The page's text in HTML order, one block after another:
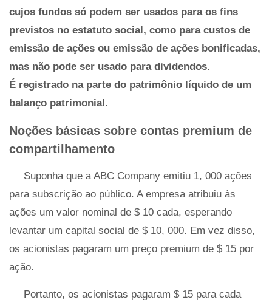
cujos fundos só podem ser usados ​​para os fins
previstos no estatuto social, como para custos de
emissão de ações ou emissão de ações bonificadas,
mas não pode ser usado para dividendos.
É registrado na parte do patrimônio líquido de um
balanço patrimonial.
Noções básicas sobre contas premium de
compartilhamento
Suponha que a ABC Company emitiu 1, 000 ações
para subscrição ao público. A empresa atribuiu às
ações um valor nominal de $ 10 cada, esperando
levantar um capital social de $ 10, 000. Em vez disso,
os acionistas pagaram um preço premium de $ 15 por
ação.
Portanto, os acionistas pagaram $ 15 para cada